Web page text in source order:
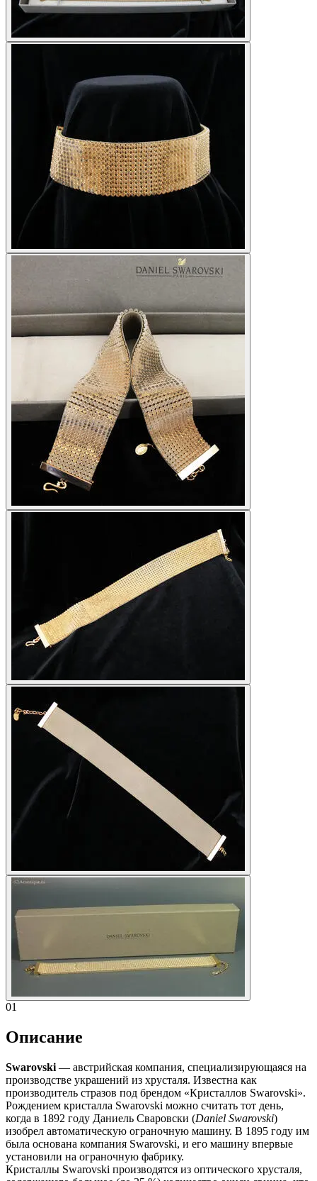
01
Описание
Swarovski — австрийская компания, специализирующаяся на
производстве украшений из хрусталя. Известна как
производитель стразов под брендом «Кристаллов Swarovski».
Рождением кристалла Swarovski можно считать тот день,
когда в 1892 году Даниель Сваровски (Daniel Swarovski)
изобрел автоматическую ограночную машину. В 1895 году им
была основана компания Swarovski, и его машину впервые
установили на ограночную фабрику.
Кристаллы Swarovski производятся из оптического хрусталя,